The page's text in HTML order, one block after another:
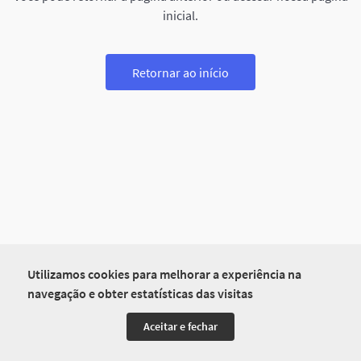
Utilizamos cookies para melhorar a experiência na
navegação e obter estatísticas das visitas
Aceitar e fechar
inicial.
Retornar ao início